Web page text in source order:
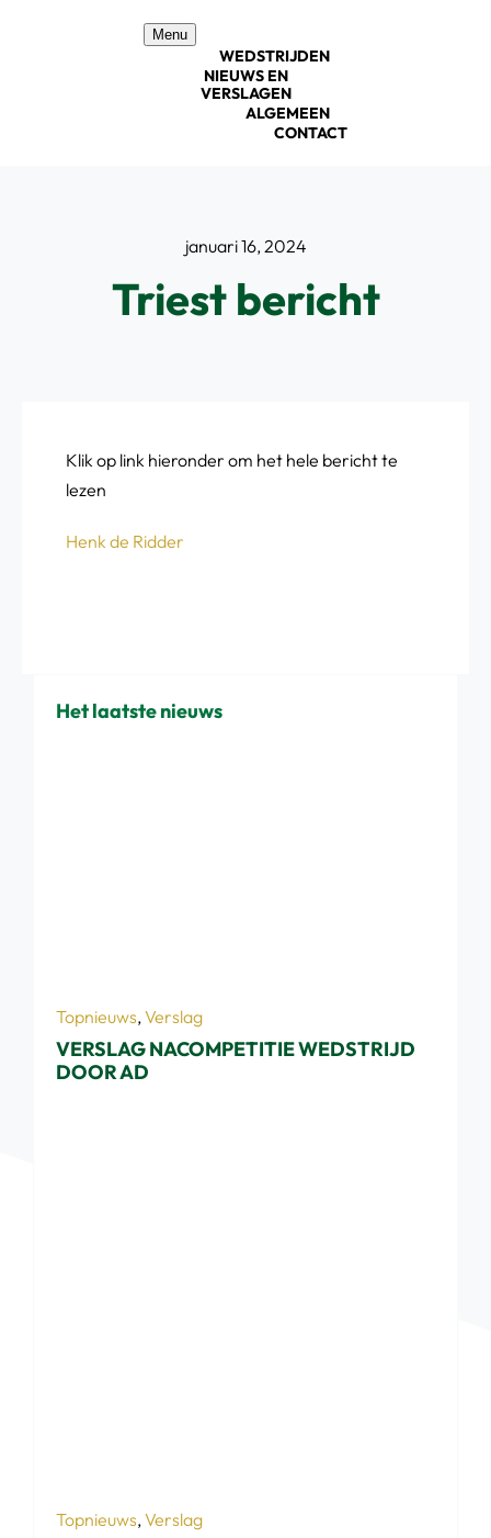
Menu
WEDSTRIJDEN
NIEUWS EN
VERSLAGEN
ALGEMEEN
CONTACT
januari 16, 2024
Triest bericht
Klik op link hieronder om het hele bericht te
lezen
Henk de Ridder
Het laatste nieuws
Topnieuws,Verslag
VERSLAG NACOMPETITIE WEDSTRIJD
DOOR AD
Topnieuws,Verslag